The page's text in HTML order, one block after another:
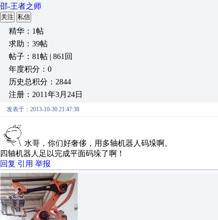
邵-王者之师
关注 私信
精华：1帖
求助：39帖
帖子：81帖 | 861回
年度积分：0
历史总积分：2844
注册：2011年3月24日
发表于：2013-10-30 21:47:38
水哥，你们好奢侈，用多轴机器人码垛啊。
四轴机器人足以完成平面码垛了啊！
回复 引用 举报